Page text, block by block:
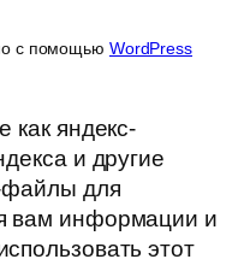
с помощью WordPress
как яндекс-
и другие
файлы для
вам информации и
этот